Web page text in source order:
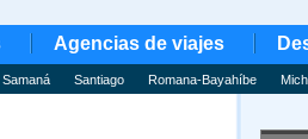
Agencias de viajes
Samaná Santiago Romana-Bayahíbe